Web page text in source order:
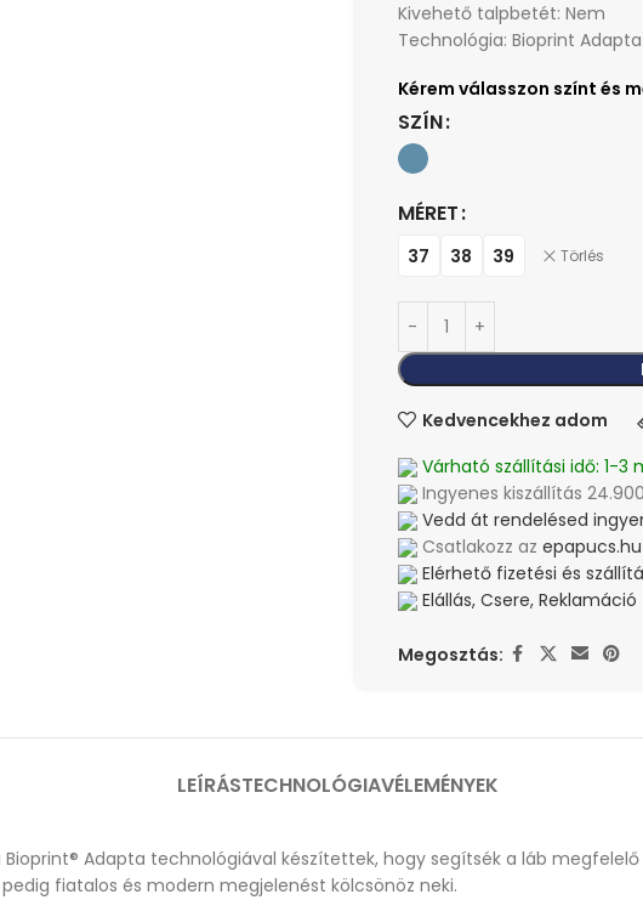
Kivehető talpbetét: Nem
Technológia: Bioprint Adapta
SZÍN
MÉRET
37 38 39 Törlés
Kedvencekhez adom
Várható szállítási idő: 1-3
Ingyenes kiszállítás
Vedd át rendelésed
Csatlakozz az epapucs.hu
Elérhető fizetési és
Elállás, Csere, Reklamáció
Megosztás:
LEÍRÁSTECHNOLÓGIAVÉLEMÉNYEK
Adapta technológiával készítettek, hogy segítsék a láb
fiatalos és modern megjelenést kölcsönöz neki.